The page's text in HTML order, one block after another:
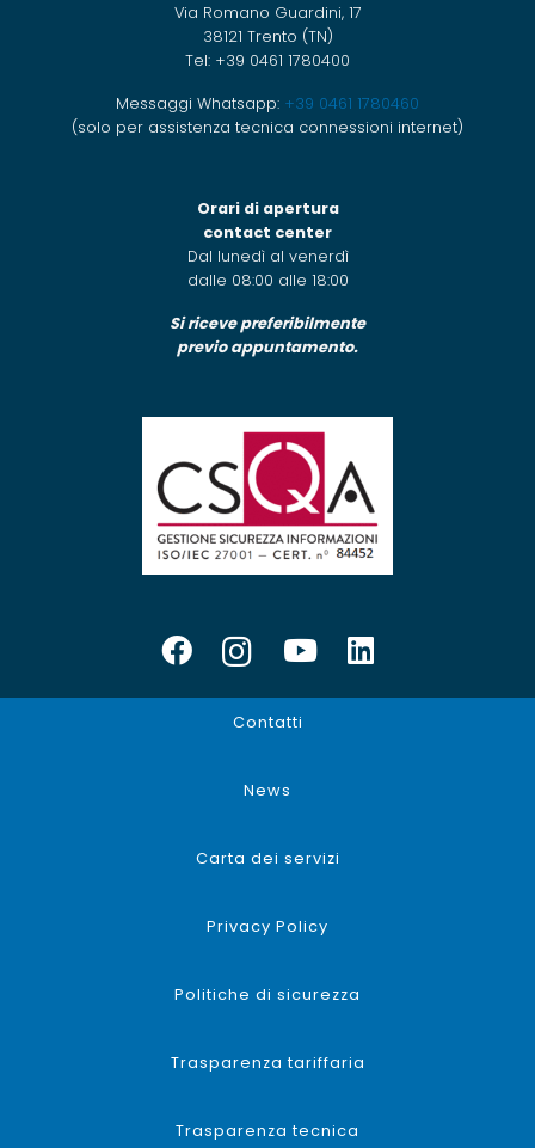
Via Romano Guardini, 17
38121 Trento (TN)
Tel: +39 0461 1780400
Messaggi Whatsapp: +39 0461 1780460
(solo per assistenza tecnica connessioni internet)
Orari di apertura
contact center
Dal lunedì al venerdì
dalle 08:00 alle 18:00
Si riceve preferibilmente
previo appuntamento.
Contatti
News
Carta dei servizi
Privacy Policy
Politiche di sicurezza
Trasparenza tariffaria
Trasparenza tecnica